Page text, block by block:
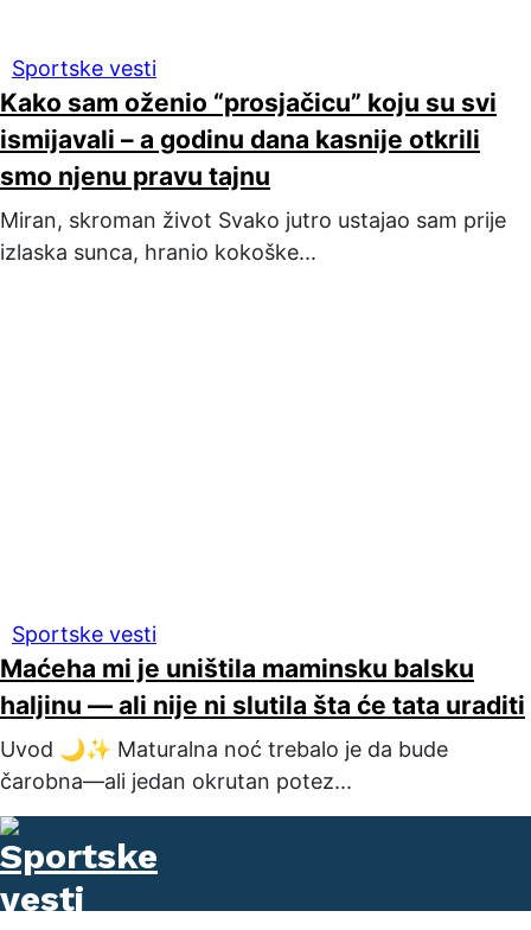
Sportske vesti
Kako sam oženio “prosjačicu” koju su svi
ismijavali – a godinu dana kasnije otkrili
smo njenu pravu tajnu
Miran, skroman život Svako jutro ustajao sam prije
izlaska sunca, hranio kokoške...
Sportske vesti
Maćeha mi je uništila maminsku balsku
haljinu — ali nije ni slutila šta će tata uraditi
Uvod 🌙✨ Maturalna noć trebalo je da bude
čarobna—ali jedan okrutan potez...